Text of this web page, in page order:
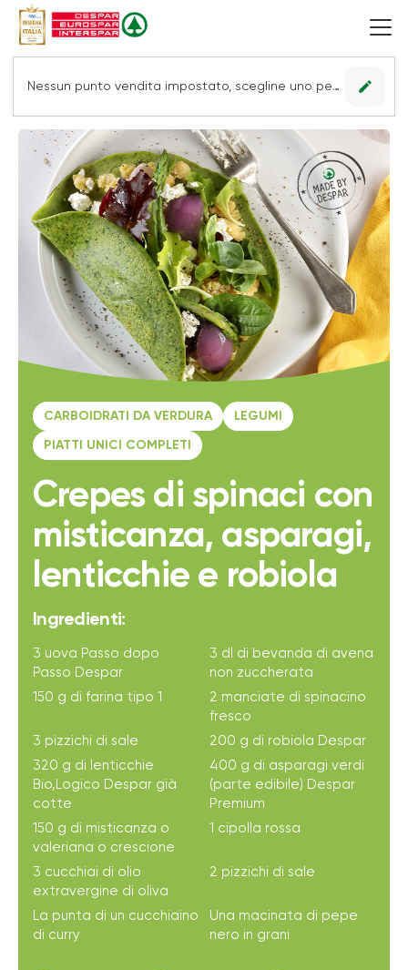
Nessun punto vendita impostato, scegline uno per vedere le offerte. edit
CARBOIDRATI DA VERDURA LEGUMI
PIATTI UNICI COMPLETI
Crepes di spinaci con
misticanza, asparagi,
lenticchie e robiola
Ingredienti:
3 uova Passo dopo
Passo Despar
3 dl di bevanda di avena
non zuccherata
150 g di farina tipo 1
2 manciate di spinacino
fresco
3 pizzichi di sale
200 g di robiola Despar
320 g di lenticchie
Bio,Logico Despar già
cotte
400 g di asparagi verdi
(parte edibile) Despar
Premium
150 g di misticanza o
valeriana o crescione
1 cipolla rossa
3 cucchiai di olio
extravergine di oliva
2 pizzichi di sale
La punta di un cucchiaino
di curry
Una macinata di pepe
nero in grani